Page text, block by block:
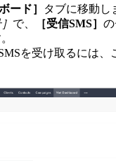
ード］
タブに移動し
で、 ［受信SMS］
を受け取るには、